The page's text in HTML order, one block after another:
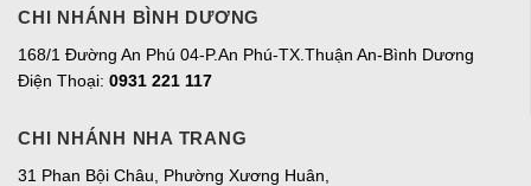
CHI NHÁNH BÌNH DƯƠNG
168/1 Đường An Phú 04-P.An Phú-TX.Thuận An-Bình Dương
Điện Thoại: 0931 221 117
CHI NHÁNH NHA TRANG
31 Phan Bội Châu, Phường Xương Huân,